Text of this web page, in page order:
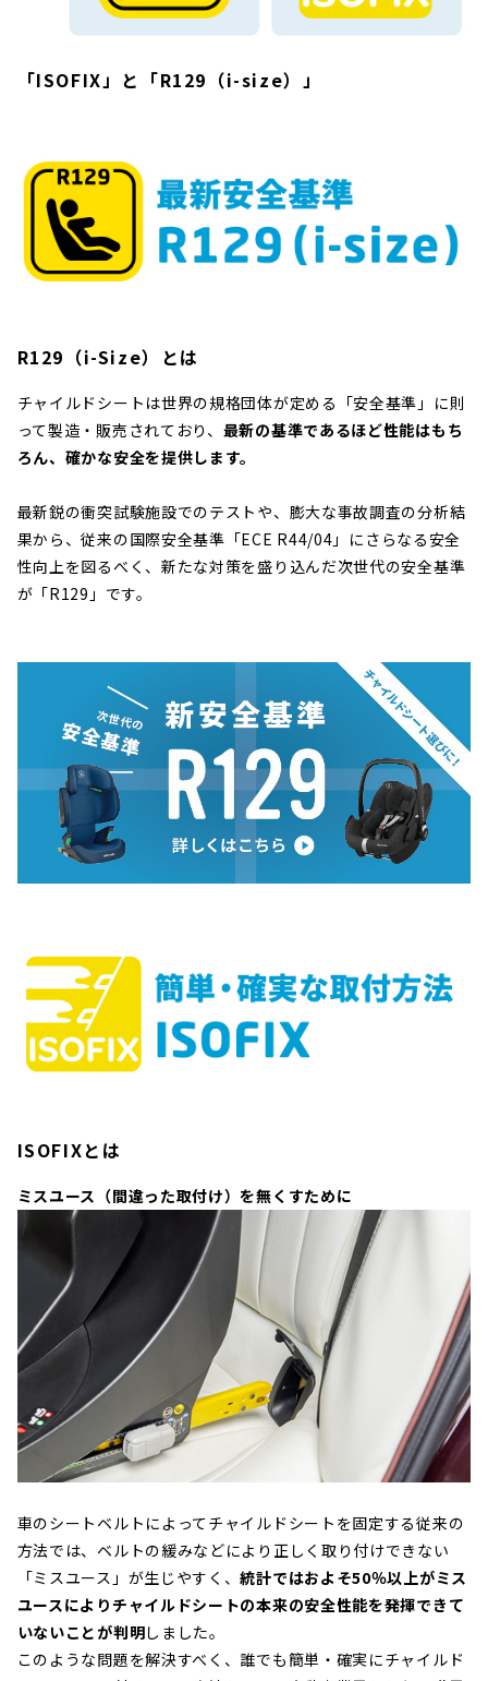
「ISOFIX」と「R129（i-size）」
R129（i-Size）とは
チャイルドシートは世界の規格団体が定める「安全基準」に則
って製造・販売されており、 最新の基準であるほど性能はもち
ろん、確かな安全を提供します。
最新鋭の衝突試験施設でのテストや、膨大な事故調査の分析結
果から、従来の国際安全基準「ECE R44/04」にさらなる安全
性向上を図るべく、新たな対策を盛り込んだ次世代の安全基準
が「R129」です。
ISOFIXとは
ミスユース（間違った取付け）を無くすために
車のシートベルトによってチャイルドシートを固定する従来の
方法では、ベルトの緩みなどにより正しく取り付けできない
「ミスユース」が生じやすく、統計ではおよそ50％以上がミス
ユースによりチャイルドシートの本来の安全性能を発揮できて
いないことが判明しました。
このような問題を解決すべく、誰でも簡単・確実にチャイルド